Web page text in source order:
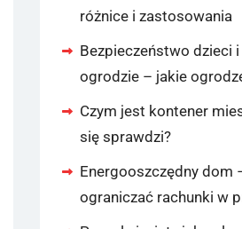
różnice i zastosowania
Bezpieczeństwo dzieci
ogrodzie – jakie
Czym jest kontener
się sprawdzi?
Energooszczędny dom
ograniczać rachunki w